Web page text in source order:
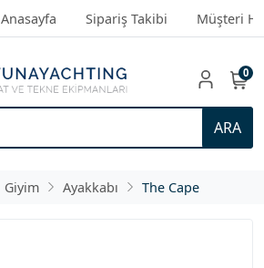
Anasayfa Sipariş Takibi Müşteri
ARA
0
Giyim Ayakkabı The Cape